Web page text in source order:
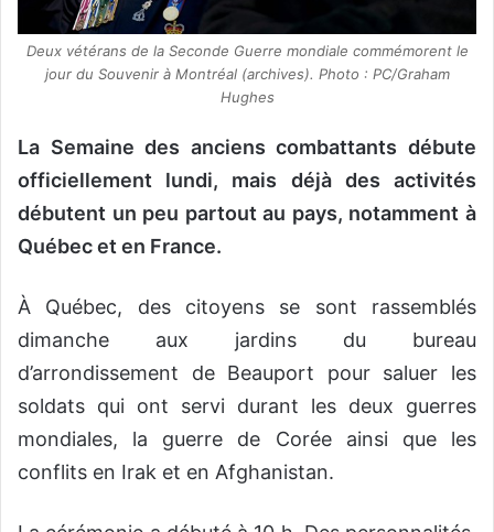
Deux vétérans de la Seconde Guerre mondiale commémorent le
jour du Souvenir à Montréal (archives). Photo : PC/Graham
Hughes
La Semaine des anciens combattants débute
officiellement lundi, mais déjà des activités
débutent un peu partout au pays, notamment à
Québec et en France.
À Québec, des citoyens se sont rassemblés
dimanche aux jardins du bureau
d’arrondissement de Beauport pour saluer les
soldats qui ont servi durant les deux guerres
mondiales, la guerre de Corée ainsi que les
conflits en Irak et en Afghanistan.